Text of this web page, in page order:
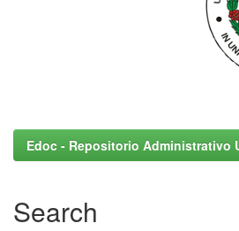
Edoc - Repositorio Administrativo
Search